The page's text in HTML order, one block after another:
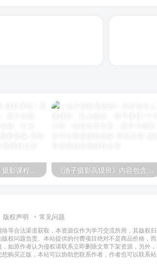
版权声明 常见问题
等合法渠道获取，本资源仅作为学习交流所用，其版权
权问题负责。本站提供的付费项目绝对不是商品价格，
如原作者认为侵权请联系立即删除文章下架资源，另外
购买正版，本站可以协助您联系作者，作者也可以联系